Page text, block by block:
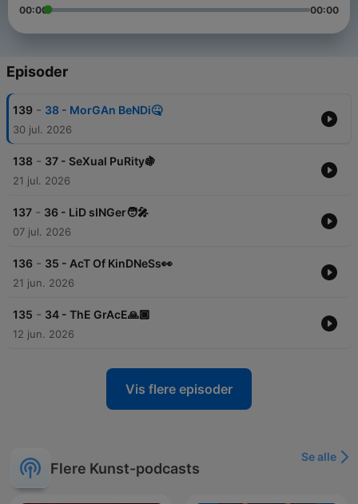
00:00 00:00
Episoder
139 - 38 - MorGAn BeNDi🤒
30 jul. 2026
138 - 37 - SeXual PuRity🍇
21 jul. 2026
137 - 36 - LiD sINGer🧑‍🎤
07 jul. 2026
136 - 35 - AcT Of KinDNeSs👀
21 jun. 2026
135 - 34 - ThE GrAcE🙏🏿
12 jun. 2026
Vis flere episoder
Flere Kunst-podcasts
Se alle